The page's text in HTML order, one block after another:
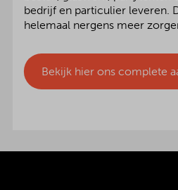
bedrijf en particulier leveren.
helemaal nergens meer
Bekijk hier ons complete